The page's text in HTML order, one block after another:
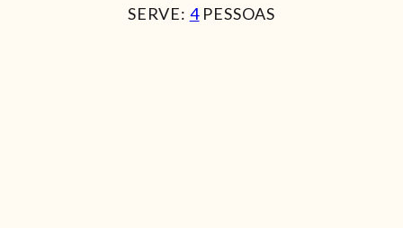
SERVE: 4 PESSOAS